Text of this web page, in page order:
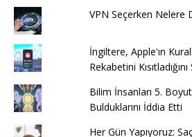
VPN Seçerken Nelere
İngiltere, Apple'ın
Rekabetini
Bilim İnsanları 5.
Bulduklarını İddia Etti
Her Gün Yapıyoruz: